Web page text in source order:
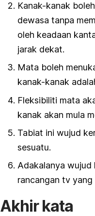
Kanak-kanak
dewasa tanpa
oleh keadaan
jarak dekat.
Mata boleh
kanak-kanak
Fleksibiliti mata
kanak akan mula
Tabiat ini wujud
sesuatu.
Adakalanya wujud
rancangan tv
Akhir kata